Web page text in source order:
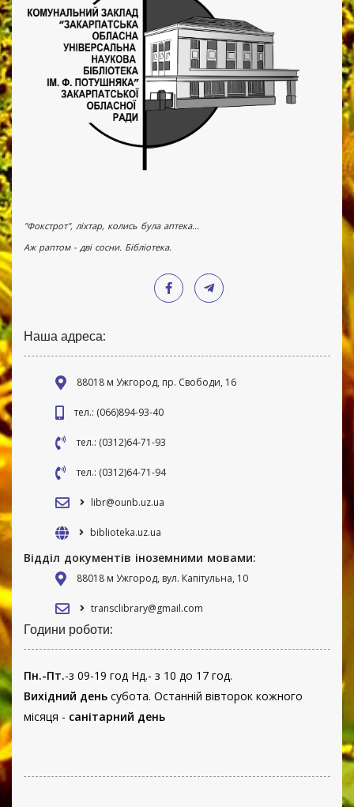
"Фокстрот", ліхтар, колись була аптека...
Аж раптом - дві сосни. Бібліотека.
Наша адреса:
88018 м Ужгород, пр. Свободи, 16
тел.: (066)894-93-40
тел.: (0312)64-71-93
тел.: (0312)64-71-94
libr@ounb.uz.ua
biblioteka.uz.ua
Відділ документів іноземними мовами:
88018 м Ужгород, вул. Капітульна, 10
transclibrary@gmail.com
Години роботи:
Пн.-Пт.-з 09-19 год Нд.- з 10 до 17 год.
Вихідний день субота. Останній вівторок кожного
місяця - санітарний день